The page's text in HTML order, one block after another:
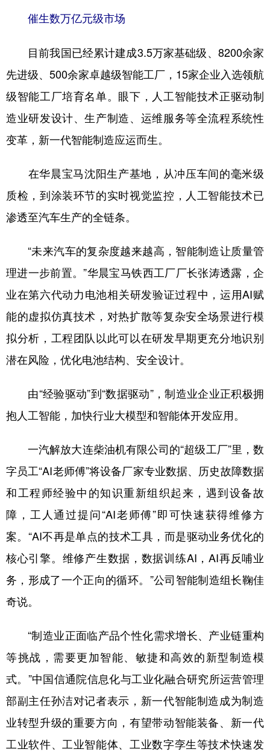
彩票 娱乐
地方频道
北京 天津
浙江 安徽 福建 江西
山东 河南
陕西 甘肃 青海 宁夏
新疆 内蒙古 黑龙江
多语种频道
English Español Français عربى
Русский язык 日本語 한국어
催生数万亿元级市场
目前我国已经累计建成3.5万家基础级、8200余家
先进级、500余家卓越级智能工厂，15家企业入选领航
级智能工厂培育名单。眼下，人工智能技术正驱动制
造业研发设计、生产制造、运维服务等全流程系统性
变革，新一代智能制造应运而生。
在华晨宝马沈阳生产基地，从冲压车间的毫米级
质检，到涂装环节的实时视觉监控，人工智能技术已
渗透至汽车生产的全链条。
“未来汽车的复杂度越来越高，智能制造让质量管
理进一步前置。”华晨宝马铁西工厂厂长张涛透露，企
业在第六代动力电池相关研发验证过程中，运用AI赋
能的虚拟仿真技术，对热扩散等复杂安全场景进行模
拟分析，工程团队以此可以在研发早期更充分地识别
潜在风险，优化电池结构、安全设计。
由“经验驱动”到“数据驱动”，制造业企业正积极拥
抱人工智能，加快行业大模型和智能体开发应用。
一汽解放大连柴油机有限公司的“超级工厂”里，数
字员工“AI老师傅”将设备厂家专业数据、历史故障数据
和工程师经验中的知识重新组织起来，遇到设备故
障，工人通过提问“AI老师傅”即可快速获得维修方
案。“AI不再是单点的技术工具，而是驱动业务优化的
核心引擎。维修产生数据，数据训练AI，AI再反哺业
务，形成了一个正向的循环。”公司智能制造组长鞠佳
奇说。
“制造业正面临产品个性化需求增长、产业链重构
等挑战，需要更加智能、敏捷和高效的新型制造模
式。”中国信通院信息化与工业化融合研究所运营管理
部副主任孙洁对记者表示，新一代智能制造成为制造
业转型升级的重要方向，有望带动智能装备、新一代
工业软件、工业智能体、工业数字孪生等技术快速发